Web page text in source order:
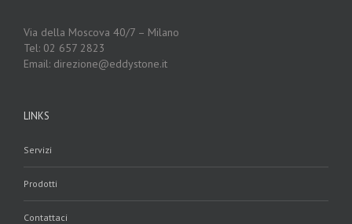
Via della Moscova 40/7 – Milano
Tel: 02 657 2823
Email: direzione@eddystone.it
LINKS
Servizi
Prodotti
Contattaci